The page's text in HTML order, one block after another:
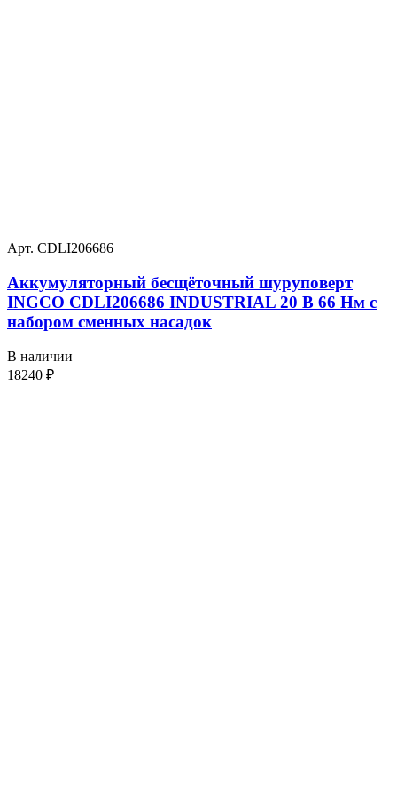
Арт. CDLI206686
Аккумуляторный бесщёточный шуруповерт
INGCO CDLI206686 INDUSTRIAL 20 В 66 Нм с
набором сменных насадок
В наличии
18240 ₽